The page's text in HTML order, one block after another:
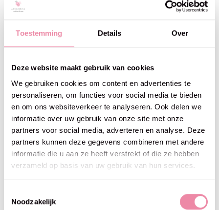
Toestemming Details Over
Deze website maakt gebruik van cookies
We gebruiken cookies om content en advertenties te
personaliseren, om functies voor social media te bieden
en om ons websiteverkeer te analyseren. Ook delen we
informatie over uw gebruik van onze site met onze
partners voor social media, adverteren en analyse. Deze
partners kunnen deze gegevens combineren met andere
informatie die u aan ze heeft verstrekt of die ze hebben
verzameld op basis van uw gebruik van hun services.
Noodzakelijk
Beschrijving
Gerelateerde producten
Carousel items